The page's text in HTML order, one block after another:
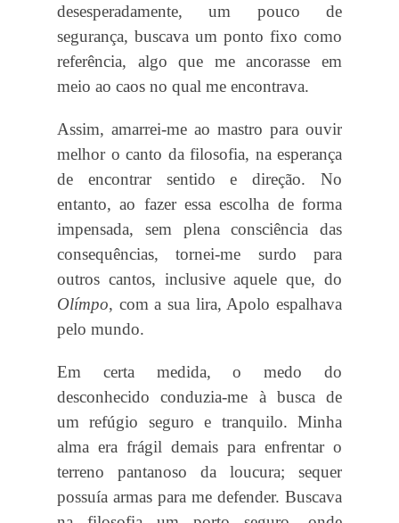
desesperadamente, um pouco de
segurança, buscava um ponto fixo como
referência, algo que me ancorasse em
meio ao caos no qual me encontrava.
Assim, amarrei-me ao mastro para ouvir
melhor o canto da filosofia, na esperança
de encontrar sentido e direção. No
entanto, ao fazer essa escolha de forma
impensada, sem plena consciência das
consequências, tornei-me surdo para
outros cantos, inclusive aquele que, do
Olímpo, com a sua lira, Apolo espalhava
pelo mundo.
Em certa medida, o medo do
desconhecido conduzia-me à busca de
um refúgio seguro e tranquilo. Minha
alma era frágil demais para enfrentar o
terreno pantanoso da loucura; sequer
possuía armas para me defender. Buscava